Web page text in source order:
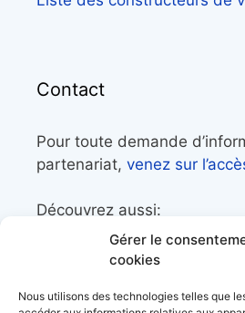
Gérer le
cookies
Nous utilisons des technologies telles que
Contact
Pour toute demande
partenariat, venez sur
Découvrez aussi:
Côtes&Mers, le magazine